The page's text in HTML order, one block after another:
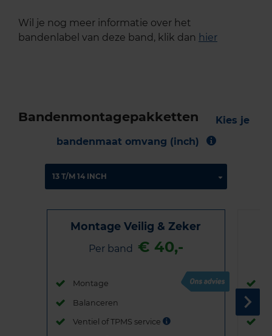
Wil je nog meer informatie over het
bandenlabel van deze band, klik dan hier
Bandenmontagepakketten
Kies je
bandenmaat omvang (inch)
Montage Veilig & Zeker
Per band € 40,-
Montage
Balanceren
Ventiel of TPMS service